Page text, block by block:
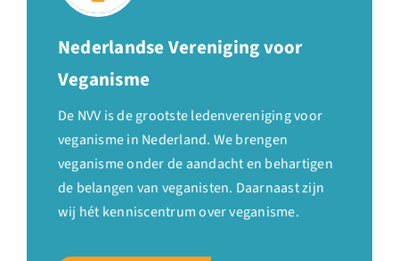
Nederlandse Vereniging voor
Veganisme
De NVV is de grootste ledenvereniging voor
veganisme in Nederland. We brengen
veganisme onder de aandacht en behartigen
de belangen van veganisten. Daarnaast zijn
wij hét kenniscentrum over veganisme.